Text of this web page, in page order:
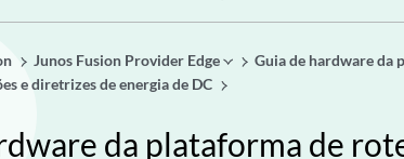
Junos Fusion Provider Edge Guia de hardware da
e diretrizes de energia de DC
da plataforma de